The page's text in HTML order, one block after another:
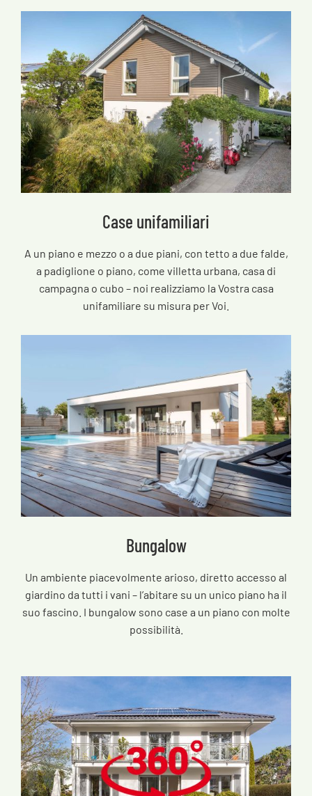
Case unifamiliari
A un piano e mezzo o a due piani, con tetto a due falde,
a padiglione o piano, come villetta urbana, casa di
campagna o cubo – noi realizziamo la Vostra casa
unifamiliare su misura per Voi.
Bungalow
Un ambiente piacevolmente arioso, diretto accesso al
giardino da tutti i vani – l’abitare su un unico piano ha il
suo fascino. I bungalow sono case a un piano con molte
possibilità.